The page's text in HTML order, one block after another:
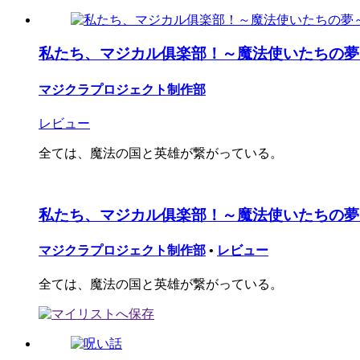
私たち、マジカル俱楽部！～魔法使いたちの
マジクラプロジェクト制作部
レビュー
全ては、魔法の国と英雄が繋がっている。
私たち、マジカル俱楽部！～魔法使いたちの
マジクラプロジェクト制作部 • レビュー
全ては、魔法の国と英雄が繋がっている。